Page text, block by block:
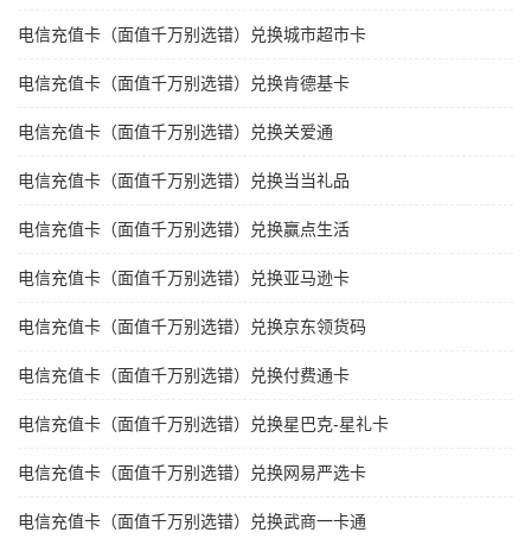
电信充值卡（面值千万别选错）兑换城市超市卡
电信充值卡（面值千万别选错）兑换肯德基卡
电信充值卡（面值千万别选错）兑换关爱通
电信充值卡（面值千万别选错）兑换当当礼品
电信充值卡（面值千万别选错）兑换赢点生活
电信充值卡（面值千万别选错）兑换亚马逊卡
电信充值卡（面值千万别选错）兑换京东领货码
电信充值卡（面值千万别选错）兑换付费通卡
电信充值卡（面值千万别选错）兑换星巴克-星礼卡
电信充值卡（面值千万别选错）兑换网易严选卡
电信充值卡（面值千万别选错）兑换武商一卡通